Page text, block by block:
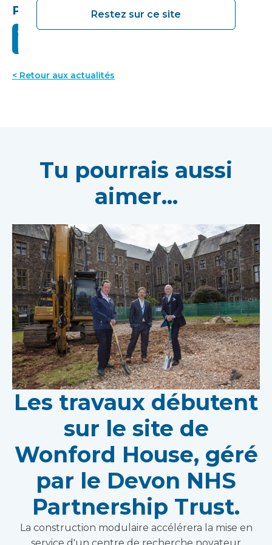
Partagez ceci :
< Retour aux actualités
Tu pourrais aussi
aimer...
Les travaux débutent
sur le site de
Wonford House, géré
par le Devon NHS
Partnership Trust.
La construction modulaire accélérera la mise en
Restez sur ce site